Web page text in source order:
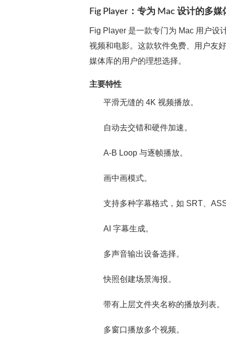
Fig Player：专为 Mac 设计的多媒
Fig Player 是一款专门为 Mac 用户设
视频和电影。这款软件免费、用户友
媒体库的用户的理想选择。
主要特性
平滑无缝的 4K 视频播放。
自动去交错和硬件加速。
A-B Loop 与逐帧播放。
画中画模式。
支持多种字幕格式，如 SRT、
AI 字幕生成。
多声音输出设备选择。
快照创建场景海报。
带有上层文件夹名称的播放列表。
多窗口播放多个视频。